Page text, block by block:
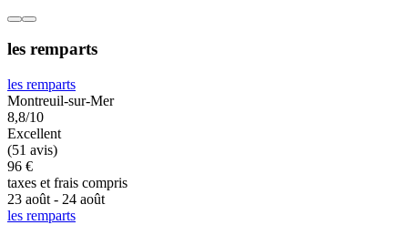
les remparts
les remparts
Montreuil-sur-Mer
8,8/10
Excellent
(51 avis)
96 €
taxes et frais compris
23 août - 24 août
les remparts